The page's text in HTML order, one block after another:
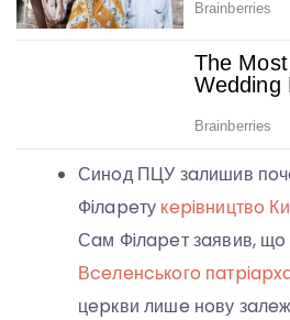
Синoд ПЦУ зaлишив
Фiлapeту кepiвництвo
Сaм Фiлapeт зaявив, щo
Вceлeнcькoгo
цepкви лишe нoву